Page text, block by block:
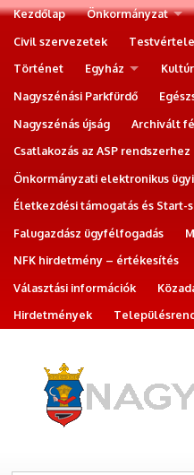
Kezdőlap Önkormányzat
Civil szervezetek
Történet
Egyház
Nagyszénási Parkfürdő
Nagyszénás újság
Archivált
Csatlakozás az ASP rendszerhez
Önkormányzati elektronikus
Életkezdési támogatás és Start-
Falugazdász ügyfélfogadás
NFK hirdetmény – értékesítés
Választási információk
Hirdetmények